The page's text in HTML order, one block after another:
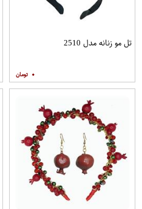
تل مو زنانه مدل 2510
۰